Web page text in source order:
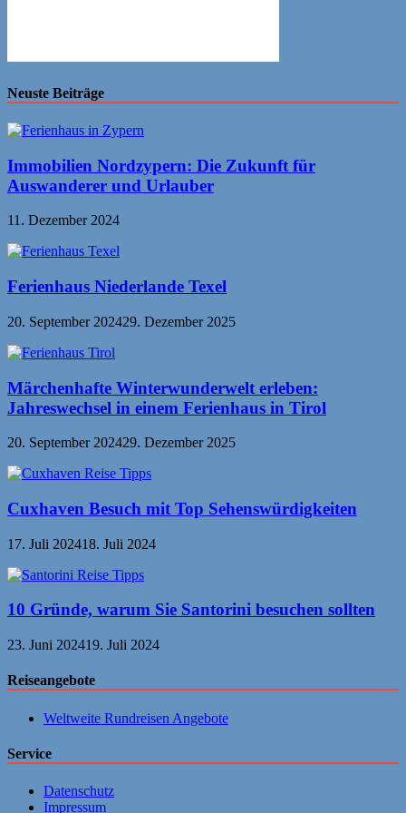
Neuste Beiträge
Immobilien Nordzypern: Die Zukunft für
Auswanderer und Urlauber
11. Dezember 2024
Ferienhaus Niederlande Texel
20. September 202429. Dezember 2025
Märchenhafte Winterwunderwelt erleben:
Jahreswechsel in einem Ferienhaus in Tirol
20. September 202429. Dezember 2025
Cuxhaven Besuch mit Top Sehenswürdigkeiten
17. Juli 202418. Juli 2024
10 Gründe, warum Sie Santorini besuchen sollten
23. Juni 202419. Juli 2024
Reiseangebote
Weltweite Rundreisen Angebote
Service
Datenschutz
Impressum